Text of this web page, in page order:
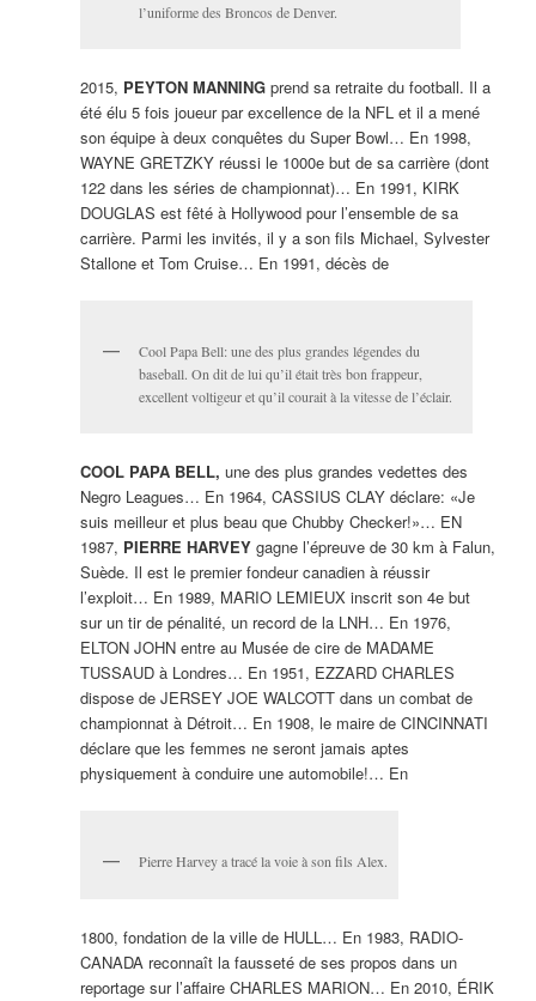
l’uniforme des Broncos de Denver.
2015, PEYTON MANNINGprend sa retraite du football. Il a
été élu 5 fois joueur par excellence de la NFL et il a mené
son équipe à deux conquêtes du Super Bowl… En 1998,
WAYNE GRETZKY réussi le 1000e but de sa carrière (dont
122 dans les séries de championnat)… En 1991, KIRK
DOUGLAS est fêté à Hollywood pour l’ensemble de sa
carrière. Parmi les invités, il y a son fils Michael, Sylvester
Stallone et Tom Cruise… En 1991, décès de
Cool Papa Bell: une des plus grandes légendes du
baseball. On dit de lui qu’il était très bon frappeur,
excellent voltigeur et qu’il courait à la vitesse de l’éclair.
COOL PAPA BELL, une des plus grandes vedettes des
Negro Leagues… En 1964, CASSIUS CLAY déclare: «Je
suis meilleur et plus beau que Chubby Checker!»… EN
1987, PIERRE HARVEYgagne l’épreuve de 30 km à Falun,
Suède. Il est le premier fondeur canadien à réussir
l’exploit… En 1989, MARIO LEMIEUX inscrit son 4e but
sur un tir de pénalité, un record de la LNH… En 1976,
ELTON JOHN entre au Musée de cire de MADAME
TUSSAUD à Londres… En 1951, EZZARD CHARLES
dispose de JERSEY JOE WALCOTT dans un combat de
championnat à Détroit… En 1908, le maire de CINCINNATI
déclare que les femmes ne seront jamais aptes
physiquement à conduire une automobile!… En
Pierre Harvey a tracé la voie à son fils Alex.
1800, fondation de la ville de HULL… En 1983, RADIO-
CANADA reconnaît la fausseté de ses propos dans un
reportage sur l’affaire CHARLES MARION… En 2010, ÉRIK